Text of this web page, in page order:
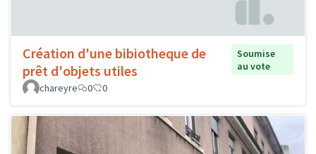
Création d'une bibiotheque de
prêt d'objets utiles
Soumise
au vote
chareyre
0 0